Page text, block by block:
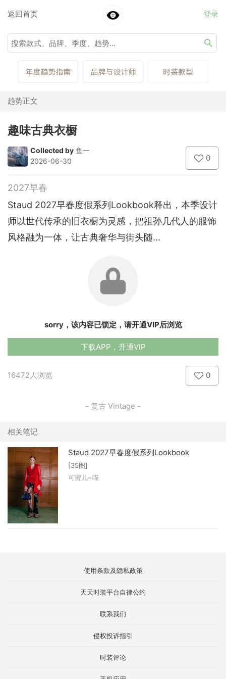
返回首页 登录
趋势正文
趣味古典衣橱
Collected by 鱼一
2026-06-30
0
2027早春
Staud 2027早春度假系列Lookbook释出，本季设计
师以世代传承的旧衣橱为灵感，把祖孙几代人的服饰
风格融为一体，让古典奢华与街头随...
sorry，该内容已锁定，请开通VIP后浏览
下载APP，开通VIP
16472人浏览 0
- 复古 Vintage -
相关笔记
Staud 2027早春度假系列Lookbook
[35图]
可蜜儿~喵
使用条款及隐私政策
天天时装平台自律公约
联系我们
侵权投诉指引
时装评论